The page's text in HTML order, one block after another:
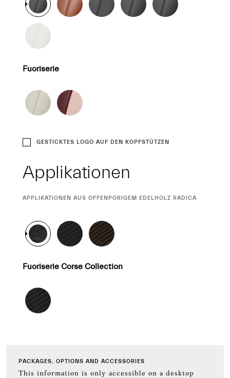
Fuoriserie
GESTICKTES LOGO AUF DEN KOPFSTÜTZEN
Applikationen
CURRENT
APPLIKATIONEN AUS OFFENPORIGEM EDELHOLZ RADICA
Fuoriserie Corse Collection
PACKAGES, OPTIONS AND ACCESSORIES
This information is only accessible on a desktop